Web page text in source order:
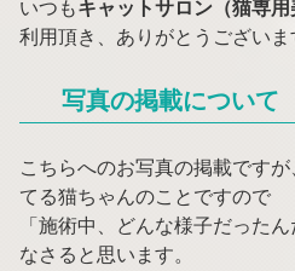
いつもキャットサロン（猫専
利用頂き、ありがとうございま
写真の掲載について
こちらへのお写真の掲載です
てる猫ちゃんのことですので
「施術中、どんな様子だった
なさると思います。